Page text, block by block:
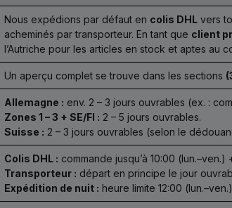
Nous expédions par défaut en colis DHL vers
acheminés par transporteur. En tant que client
l’Autriche pour les articles en stock et aptes au
Un aperçu complet se trouve dans les sections
Allemagne : env. 2 – 3 jours ouvrables (ex. :
Zones 1 – 3 + SE/FI : 2 – 5 jours ouvrables.
Suisse : 2 – 3 jours ouvrables (selon le
Colis DHL : commande jusqu’à 10:00
Transporteur : départ en principe le jour
Expédition de nuit : heure limite 12:00